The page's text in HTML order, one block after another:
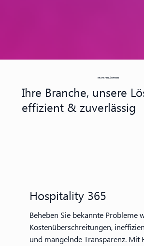
BRANCHENLÖSUNGEN
Ihre Branche, unsere
effizient & zuverlässig
Hospitality 365
Beheben Sie bekannte Probleme
Kostenüberschreitungen,
und mangelnde Transparenz. Mit